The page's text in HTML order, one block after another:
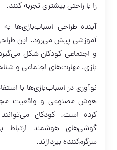
را با راحتی بیشتری تجربه کنند.
آینده طراحی اسباب‌بازی‌ها
آموزشی پیش می‌رود. این
و اجتماعی کودکان شکل
بازی، مهارت‌های اجتماعی و
نوآوری در اسباب‌بازی‌ها با
هوش مصنوعی و واقعیت
کرده است. کودکان
گوشی‌های هوشمند ارتباط
سرگرم‌کننده بپردازند.